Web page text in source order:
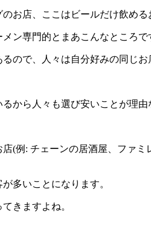
お店、ここはビールだけ飲め
ン専門的とまあこんなところで
ので、人々は自分好みの同じお
から人々も選び安いことが理由
(例: チェーンの居酒屋、ファ
多いことになります。
きますよね。